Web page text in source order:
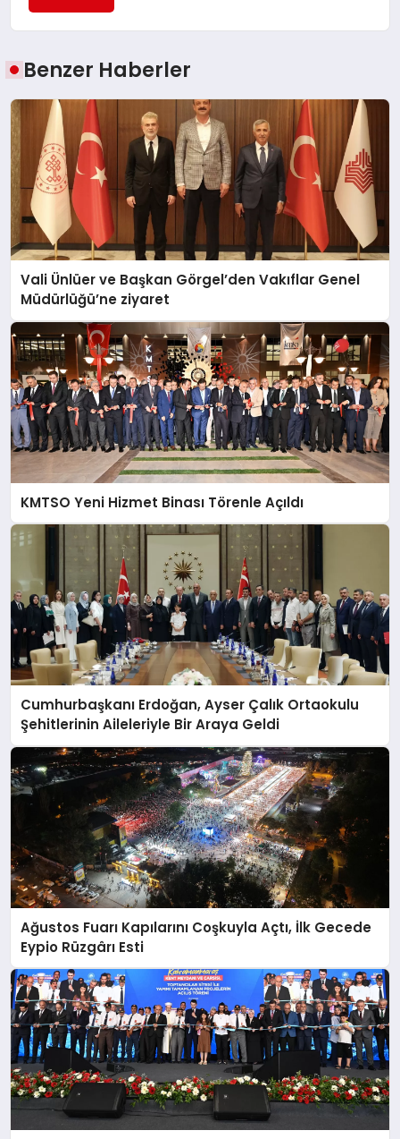
Benzer Haberler
Vali Ünlüer ve Başkan Görgel’den Vakıflar Genel
Müdürlüğü’ne ziyaret
KMTSO Yeni Hizmet Binası Törenle Açıldı
Cumhurbaşkanı Erdoğan, Ayser Çalık Ortaokulu
Şehitlerinin Aileleriyle Bir Araya Geldi
Ağustos Fuarı Kapılarını Coşkuyla Açtı, İlk Gecede
Eypio Rüzgârı Esti